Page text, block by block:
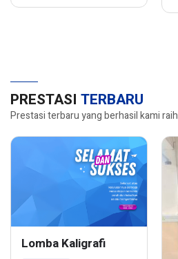
PRESTASI TERBARU
Prestasi terbaru yang berhasil kami raih
Lomba Kaligrafi